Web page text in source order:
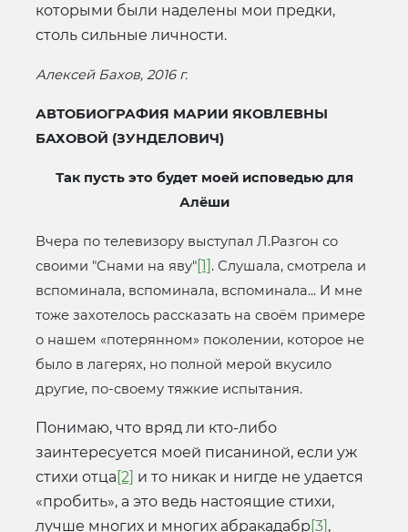
которыми были наделены мои предки,
столь сильные личности.
Алексей Бахов, 2016 г.
АВТОБИОГРАФИЯ МАРИИ ЯКОВЛЕВНЫ
БАХОВОЙ (ЗУНДЕЛОВИЧ)
Так пусть это будет моей исповедью для
Алёши
Вчера по телевизору выступал Л.Разгон со
своими "Снами на яву"[1] . Слушала, смотрела и
вспоминала, вспоминала, вспоминала... И мне
тоже захотелось рассказать на своём примере
о нашем «потерянном» поколении, которое не
было в лагерях, но полной мерой вкусило
другие, по-своему тяжкие испытания.
Понимаю, что вряд ли кто-либо
заинтересуется моей писаниной, если уж
стихи отца [2] и то никак и нигде не удается
«пробить», а это ведь настоящие стихи,
лучше многих и многих абракадабр[3] ,